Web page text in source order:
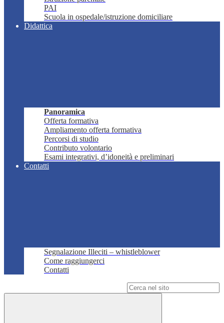
PAI
Scuola in ospedale/istruzione domiciliare
Didattica
Panoramica
Offerta formativa
Ampliamento offerta formativa
Percorsi di studio
Contributo volontario
Esami integrativi, d’idoneità e preliminari
Contatti
Segnalazione Illeciti – whistleblower
Come raggiungerci
Contatti